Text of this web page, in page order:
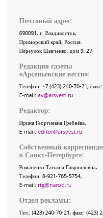
Почтовый адрес:
690091, г. Владивосток,
Приморский край, Россия
Переулок Шевченко, дом 9, 27
Редакция газеты
«Арсеньевские вести»:
Телефон: +7 (423) 240-70-21, факс:
E-mail: av@arsvest.ru
Редактор:
Ирина Георгиевна Гребнёва,
E-mail: editor@arsvest.ru
Собственный
в Санкт-Петербурге:
Романенко Татьяна Гаврииловна,
Телефон: 8-921-765-5754,
E-mail: rtg@narod.ru
Отдел рекламы:
Тел.: (423) 240-70-21, факс: (423)